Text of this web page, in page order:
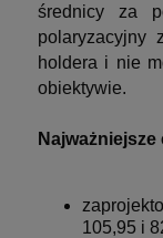
średnicy za
polaryzacyjny
holdera i nie
obiektywie.
Najważniejsze
105,95 i